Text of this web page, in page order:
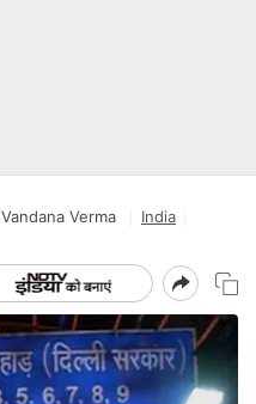
Vandana Verma
India